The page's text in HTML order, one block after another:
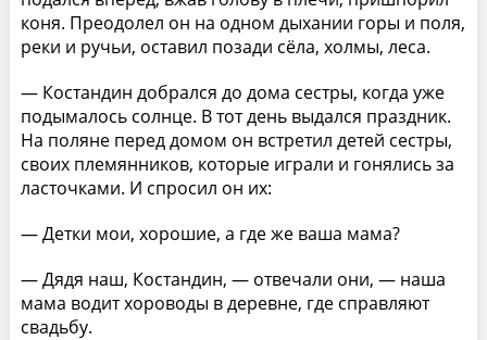
коня. Преодолел он на одном дыхании горы и поля,
реки и ручьи, оставил позади сёла, холмы, леса.
— Костандин добрался до дома сестры, когда уже
подымалось солнце. В тот день выдался праздник.
На поляне перед домом он встретил детей сестры,
своих племянников, которые играли и гонялись за
ласточками. И спросил он их:
— Детки мои, хорошие, а где же ваша мама?
— Дядя наш, Костандин, — отвечали они, — наша
мама водит хороводы в деревне, где справляют
свадьбу.